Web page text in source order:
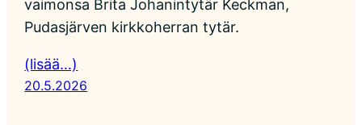
vaimonsa Brita Johanintytär Keckman,
Pudasjärven kirkkoherran tytär.
(lisää…)
20.5.2026